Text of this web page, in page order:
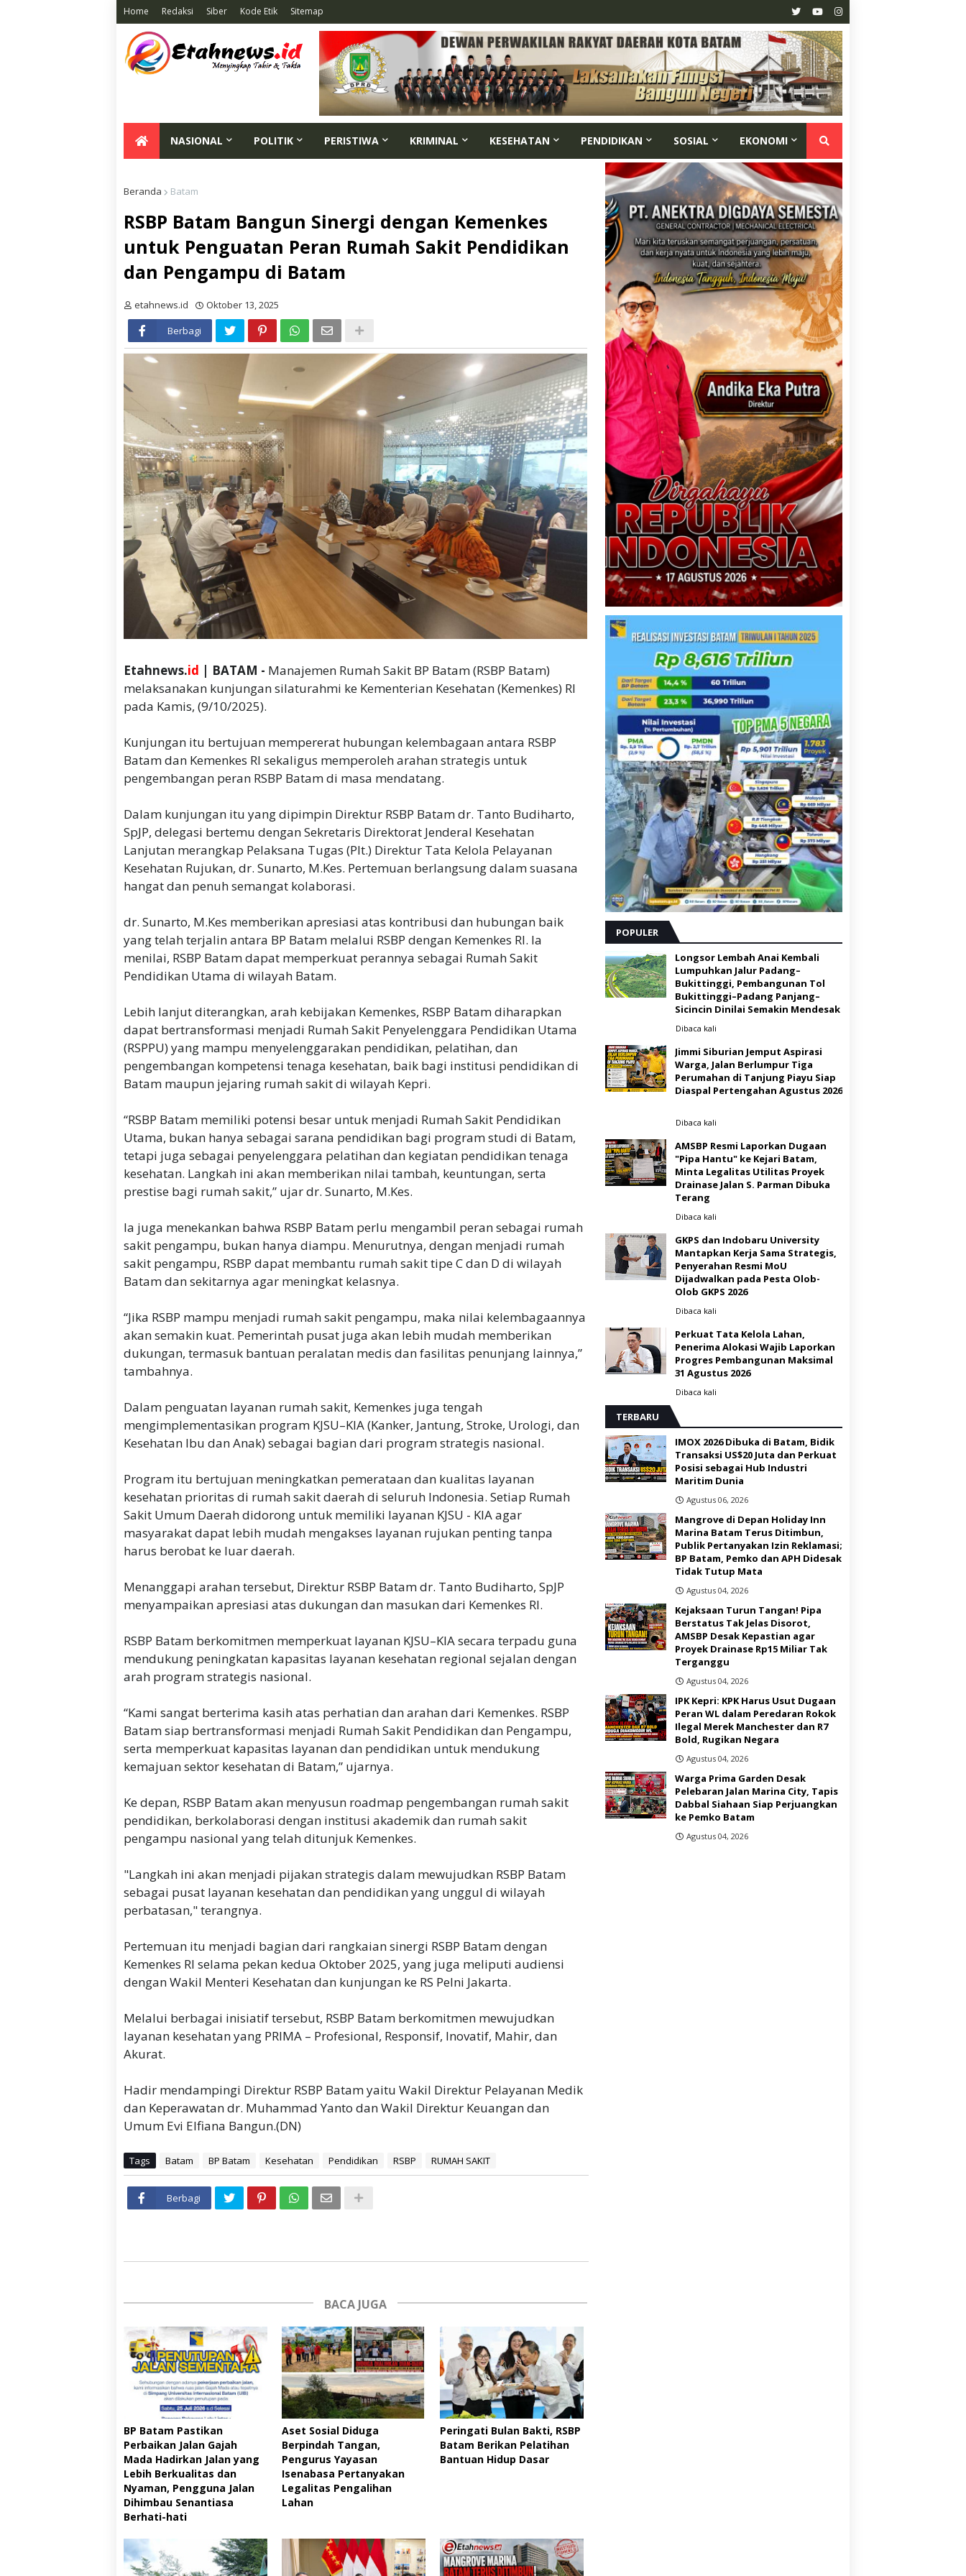
Home Redaksi Siber Kode Etik Sitemap
NASIONAL POLITIK PERISTIWA KRIMINAL KESEHATAN PENDIDIKAN SOSIAL EKONOMI
Beranda Batam
RSBP Batam Bangun Sinergi dengan Kemenkes
untuk Penguatan Peran Rumah Sakit Pendidikan
dan Pengampu di Batam
etahnews.id
Oktober 13, 2025
Berbagi
Etahnews.id | BATAM - Manajemen Rumah Sakit BP Batam (RSBP Batam)
melaksanakan kunjungan silaturahmi ke Kementerian Kesehatan (Kemenkes) RI
pada Kamis, (9/10/2025).
Kunjungan itu bertujuan mempererat hubungan kelembagaan antara RSBP
Batam dan Kemenkes RI sekaligus memperoleh arahan strategis untuk
pengembangan peran RSBP Batam di masa mendatang.
Dalam kunjungan itu yang dipimpin Direktur RSBP Batam dr. Tanto Budiharto,
SpJP, delegasi bertemu dengan Sekretaris Direktorat Jenderal Kesehatan
Lanjutan merangkap Pelaksana Tugas (Plt.) Direktur Tata Kelola Pelayanan
Kesehatan Rujukan, dr. Sunarto, M.Kes. Pertemuan berlangsung dalam suasana
hangat dan penuh semangat kolaborasi.
dr. Sunarto, M.Kes memberikan apresiasi atas kontribusi dan hubungan baik
yang telah terjalin antara BP Batam melalui RSBP dengan Kemenkes RI. Ia
menilai, RSBP Batam dapat memperkuat perannya sebagai Rumah Sakit
Pendidikan Utama di wilayah Batam.
Lebih lanjut diterangkan, arah kebijakan Kemenkes, RSBP Batam diharapkan
dapat bertransformasi menjadi Rumah Sakit Penyelenggara Pendidikan Utama
(RSPPU) yang mampu menyelenggarakan pendidikan, pelatihan, dan
pengembangan kompetensi tenaga kesehatan, baik bagi institusi pendidikan di
Batam maupun jejaring rumah sakit di wilayah Kepri.
“RSBP Batam memiliki potensi besar untuk menjadi Rumah Sakit Pendidikan
Utama, bukan hanya sebagai sarana pendidikan bagi program studi di Batam,
tetapi juga sebagai penyelenggara pelatihan dan kegiatan pendidikan tenaga
kesehatan. Langkah ini akan memberikan nilai tambah, keuntungan, serta
prestise bagi rumah sakit,” ujar dr. Sunarto, M.Kes.
Ia juga menekankan bahwa RSBP Batam perlu mengambil peran sebagai rumah
sakit pengampu, bukan hanya diampu. Menurutnya, dengan menjadi rumah
sakit pengampu, RSBP dapat membantu rumah sakit tipe C dan D di wilayah
Batam dan sekitarnya agar meningkat kelasnya.
“Jika RSBP mampu menjadi rumah sakit pengampu, maka nilai kelembagaannya
akan semakin kuat. Pemerintah pusat juga akan lebih mudah memberikan
dukungan, termasuk bantuan peralatan medis dan fasilitas penunjang lainnya,”
tambahnya.
Dalam penguatan layanan rumah sakit, Kemenkes juga tengah
mengimplementasikan program KJSU–KIA (Kanker, Jantung, Stroke, Urologi, dan
Kesehatan Ibu dan Anak) sebagai bagian dari program strategis nasional.
Program itu bertujuan meningkatkan pemerataan dan kualitas layanan
kesehatan prioritas di rumah sakit daerah di seluruh Indonesia. Setiap Rumah
Sakit Umum Daerah didorong untuk memiliki layanan KJSU - KIA agar
masyarakat dapat lebih mudah mengakses layanan rujukan penting tanpa
harus berobat ke luar daerah.
Menanggapi arahan tersebut, Direktur RSBP Batam dr. Tanto Budiharto, SpJP
menyampaikan apresiasi atas dukungan dan masukan dari Kemenkes RI.
RSBP Batam berkomitmen memperkuat layanan KJSU–KIA secara terpadu guna
mendukung peningkatan kapasitas layanan kesehatan regional sejalan dengan
arah program strategis nasional.
“Kami sangat berterima kasih atas perhatian dan arahan dari Kemenkes. RSBP
Batam siap bertransformasi menjadi Rumah Sakit Pendidikan dan Pengampu,
serta memperkuat kapasitas layanan dan pendidikan untuk mendukung
kemajuan sektor kesehatan di Batam,” ujarnya.
Ke depan, RSBP Batam akan menyusun roadmap pengembangan rumah sakit
pendidikan, berkolaborasi dengan institusi akademik dan rumah sakit
pengampu nasional yang telah ditunjuk Kemenkes.
"Langkah ini akan menjadi pijakan strategis dalam mewujudkan RSBP Batam
sebagai pusat layanan kesehatan dan pendidikan yang unggul di wilayah
perbatasan," terangnya.
Pertemuan itu menjadi bagian dari rangkaian sinergi RSBP Batam dengan
Kemenkes RI selama pekan kedua Oktober 2025, yang juga meliputi audiensi
dengan Wakil Menteri Kesehatan dan kunjungan ke RS Pelni Jakarta.
Melalui berbagai inisiatif tersebut, RSBP Batam berkomitmen mewujudkan
layanan kesehatan yang PRIMA – Profesional, Responsif, Inovatif, Mahir, dan
Akurat.
Hadir mendampingi Direktur RSBP Batam yaitu Wakil Direktur Pelayanan Medik
dan Keperawatan dr. Muhammad Yanto dan Wakil Direktur Keuangan dan
Umum Evi Elfiana Bangun.(DN)
Tags Batam BP Batam Kesehatan Pendidikan RSBP RUMAH SAKIT
Berbagi
BACA JUGA
BP Batam Pastikan
Perbaikan Jalan Gajah
Mada Hadirkan Jalan yang
Lebih Berkualitas dan
Nyaman, Pengguna Jalan
Dihimbau Senantiasa
Berhati-hati
Aset Sosial Diduga
Berpindah Tangan,
Pengurus Yayasan
Isenabasa Pertanyakan
Legalitas Pengalihan
Lahan ‎
Peringati Bulan Bakti, RSBP
Batam Berikan Pelatihan
Bantuan Hidup Dasar
POPULER
Longsor Lembah Anai Kembali
Lumpuhkan Jalur Padang–
Bukittinggi, Pembangunan Tol
Bukittinggi–Padang Panjang–
Sicincin Dinilai Semakin Mendesak
Dibaca kali
Jimmi Siburian Jemput Aspirasi
Warga, Jalan Berlumpur Tiga
Perumahan di Tanjung Piayu Siap
Diaspal Pertengahan Agustus 2026
Dibaca kali
AMSBP Resmi Laporkan Dugaan
"Pipa Hantu" ke Kejari Batam,
Minta Legalitas Utilitas Proyek
Drainase Jalan S. Parman Dibuka
Terang
Dibaca kali
GKPS dan Indobaru University
Mantapkan Kerja Sama Strategis,
Penyerahan Resmi MoU
Dijadwalkan pada Pesta Olob-
Olob GKPS 2026 ‎
Dibaca kali
Perkuat Tata Kelola Lahan,
Penerima Alokasi Wajib Laporkan
Progres Pembangunan Maksimal
31 Agustus 2026
Dibaca kali
TERBARU
IMOX 2026 Dibuka di Batam, Bidik
Transaksi US$20 Juta dan Perkuat
Posisi sebagai Hub Industri
Maritim Dunia ‎
Agustus 06, 2026
Mangrove di Depan Holiday Inn
Marina Batam Terus Ditimbun,
Publik Pertanyakan Izin Reklamasi;
BP Batam, Pemko dan APH Didesak
Tidak Tutup Mata
Agustus 04, 2026
Kejaksaan Turun Tangan! Pipa
Berstatus Tak Jelas Disorot,
AMSBP Desak Kepastian agar
Proyek Drainase Rp15 Miliar Tak
Terganggu
Agustus 04, 2026
IPK Kepri: KPK Harus Usut Dugaan
Peran WL dalam Peredaran Rokok
Ilegal Merek Manchester dan R7
Bold, Rugikan Negara
Agustus 04, 2026
Warga Prima Garden Desak
Pelebaran Jalan Marina City, Tapis
Dabbal Siahaan Siap Perjuangkan
ke Pemko Batam
Agustus 04, 2026